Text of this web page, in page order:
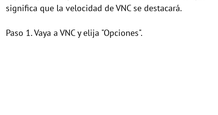
significa que la velocidad de VNC se destacará.
Paso 1. Vaya a VNC y elija "Opciones".